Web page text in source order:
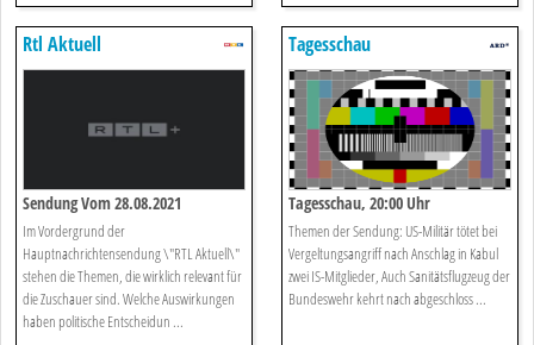
Rtl Aktuell
Sendung Vom 28.08.2021
Im Vordergrund der
Hauptnachrichtensendung \"RTL Aktuell\"
stehen die Themen, die wirklich relevant für
die Zuschauer sind. Welche Auswirkungen
haben politische Entscheidun ...
Tagesschau
Tagesschau, 20:00 Uhr
Themen der Sendung: US-Militär tötet bei
Vergeltungsangriff nach Anschlag in Kabul
zwei IS-Mitglieder, Auch Sanitätsflugzeug der
Bundeswehr kehrt nach abgeschloss ...